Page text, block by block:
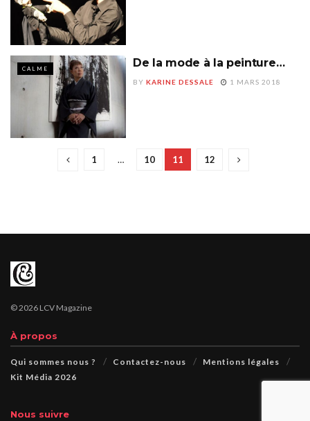
CALME De la mode à la peinture…
BY KARINE DESSALE 1 MARS 2018
1 … 10 11 12
© 2026 LCV Magazine
À propos
Qui sommes nous ? Contactez-nous
Mentions légales
Kit Média 2026
Nous suivre